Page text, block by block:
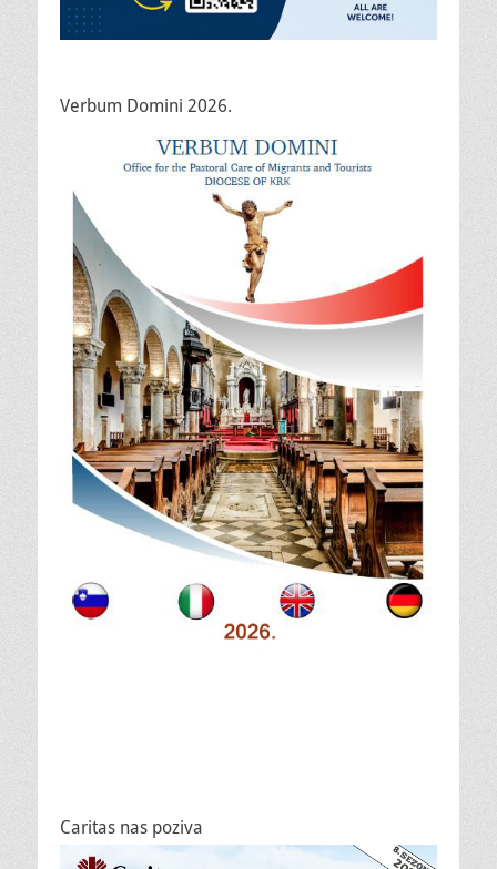
Verbum Domini 2026.
Caritas nas poziva